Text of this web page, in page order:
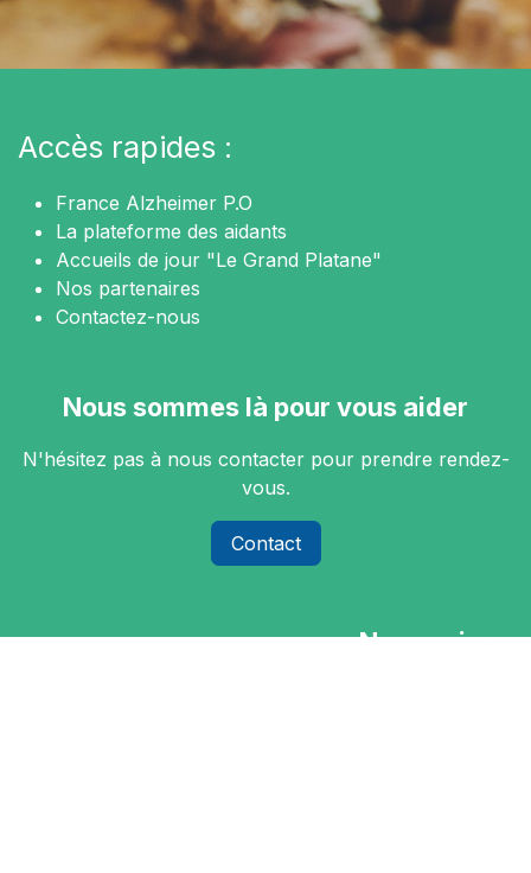
Accès rapides :
France Alzheimer P.O
La plateforme des aidants
Accueils de jour "Le Grand Platane"
Nos partenaires
Contactez-nous
Nous sommes là pour vous aider
N'hésitez pas à nous contacter pour prendre rendez-
vous.
Contact
Nous suivre